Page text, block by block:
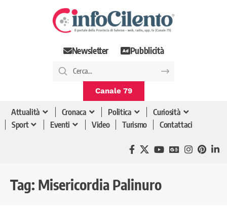
Newsletter Pubblicità
Canale 79
Attualità Cronaca Politica
Curiosità
Sport
Eventi Video Turismo Contattaci
Tag: Misericordia Palinuro